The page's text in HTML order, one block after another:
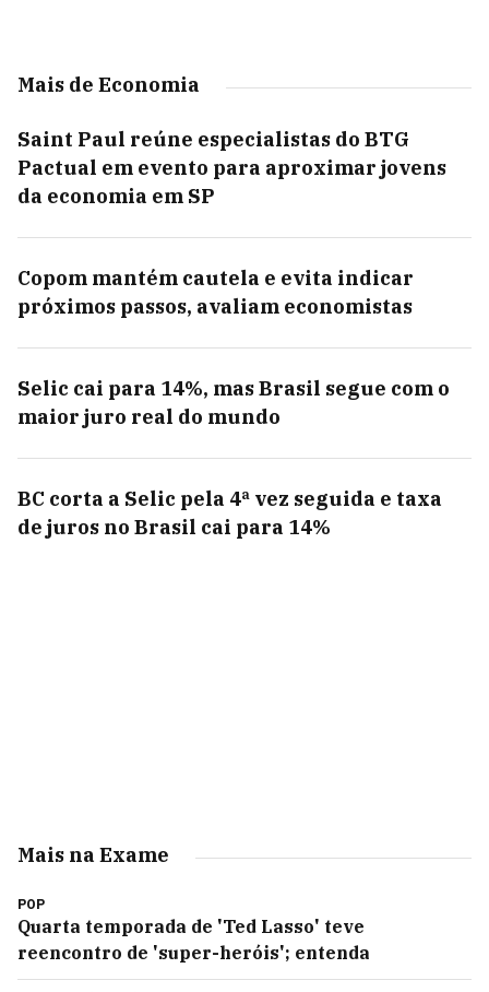
Mais de Economia
Saint Paul reúne especialistas do BTG
Pactual em evento para aproximar jovens
da economia em SP
Copom mantém cautela e evita indicar
próximos passos, avaliam economistas
Selic cai para 14%, mas Brasil segue com o
maior juro real do mundo
BC corta a Selic pela 4ª vez seguida e taxa
de juros no Brasil cai para 14%
Mais na Exame
POP
Quarta temporada de 'Ted Lasso' teve
reencontro de 'super-heróis'; entenda